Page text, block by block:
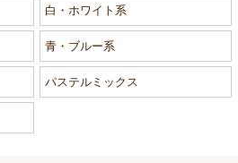
白・ホワイト系
青・ブルー系
パステルミックス